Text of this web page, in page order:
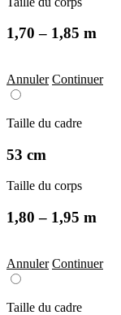
1,70 – 1,85 m
Annuler Continuer
Taille du cadre
53 cm
Taille du corps
1,80 – 1,95 m
Annuler Continuer
Taille du cadre